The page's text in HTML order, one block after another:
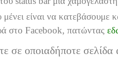
είναι να κατεβάσουμε
στο Facebook, πατώντας
σε οποιαδήποτε